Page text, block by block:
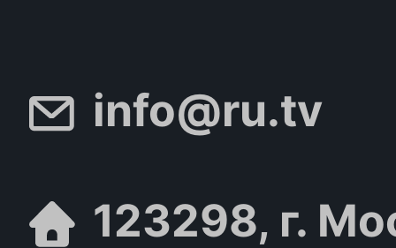
info@ru.tv
123298, г.